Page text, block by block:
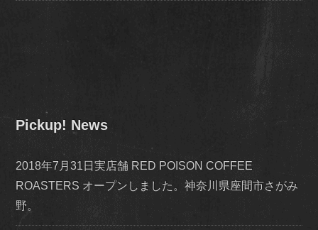
Pickup! News
2018年7月31日実店舗 RED POISON COFFEE
ROASTERS オープンしました。神奈川県座間市さがみ
野。